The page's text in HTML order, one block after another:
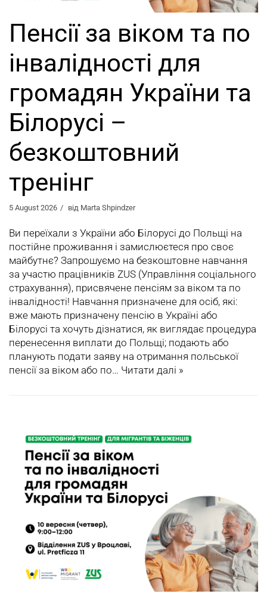
Пенсії за віком та по
інвалідності для
громадян України та
Білорусі –
безкоштовний
тренінг
5 August 2026 від Marta Shpindzer
Ви переїхали з України або Білорусі до Польщі на
постійне проживання і замислюєтеся про своє
майбутнє? Запрошуємо на безкоштовне навчання
за участю працівників ZUS (Управління соціального
страхування), присвячене пенсіям за віком та по
інвалідності! Навчання призначене для осіб, які:
вже мають призначену пенсію в Україні або
Білорусі та хочуть дізнатися, як виглядає процедура
перенесення виплати до Польщі; подають або
планують подати заяву на отримання польської
пенсії за віком або по… Читати далі »